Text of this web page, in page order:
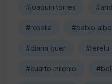
#joaquin torres
#rosalia #pablo
#diana quer #terelu
#cuarto milenio